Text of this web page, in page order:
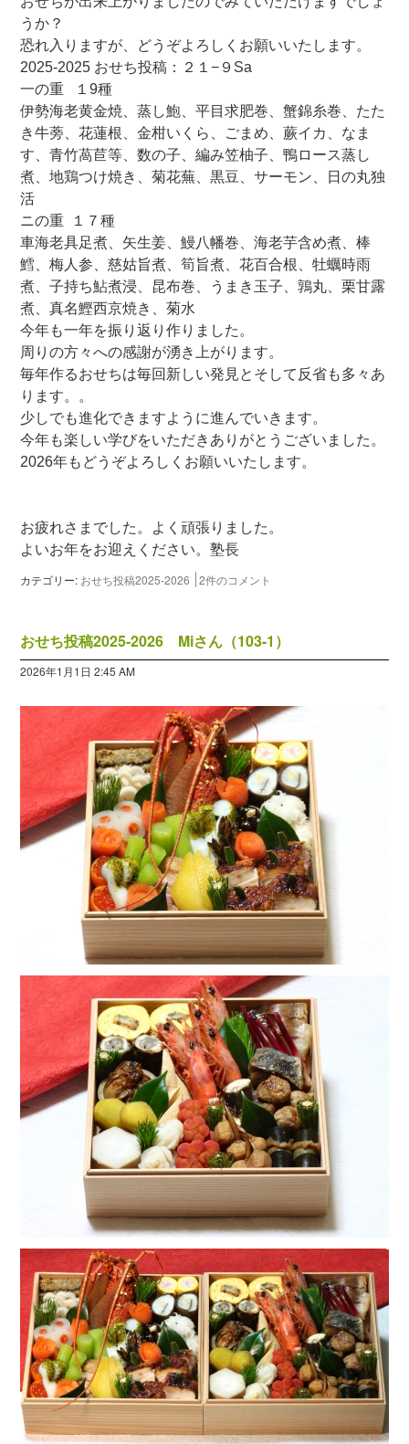
うか？
恐れ入りますが、どうぞよろしくお願いいたします。
2025-2025 おせち投稿：２１−９Sa
一の重 １9種
伊勢海老黄金焼、蒸し鮑、平目求肥巻、蟹錦糸巻、たた
き牛蒡、花蓮根、金柑いくら、ごまめ、蕨イカ、なま
す、青竹萵苣等、数の子、編み笠柚子、鴨ロース蒸し
煮、地鶏つけ焼き、菊花蕪、黒豆、サーモン、日の丸独
活
ニの重 １７種
車海老具足煮、矢生姜、鰻八幡巻、海老芋含め煮、棒
鱈、梅人参、慈姑旨煮、筍旨煮、花百合根、牡蠣時雨
煮、子持ち鮎煮浸、昆布巻、うまき玉子、鶉丸、栗甘露
煮、真名鰹西京焼き、菊水
今年も一年を振り返り作りました。
周りの方々への感謝が湧き上がります。
毎年作るおせちは毎回新しい発見とそして反省も多々あ
ります。。
少しでも進化できますように進んでいきます。
今年も楽しい学びをいただきありがとうございました。
2026年もどうぞよろしくお願いいたします。
お疲れさまでした。よく頑張りました。
よいお年をお迎えください。塾長
カテゴリー: おせち投稿2025-2026 2件のコメント
おせち投稿2025-2026 Miさん（103-1）
2026年1月1日 2:45 AM